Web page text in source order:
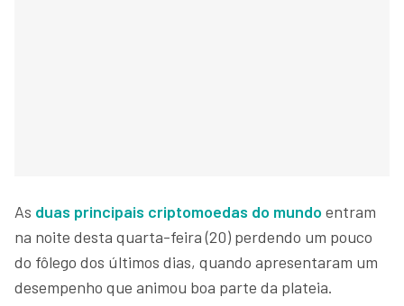
As duas principais criptomoedas do mundo entram
na noite desta quarta-feira (20) perdendo um pouco
do fôlego dos últimos dias, quando apresentaram um
desempenho que animou boa parte da plateia.